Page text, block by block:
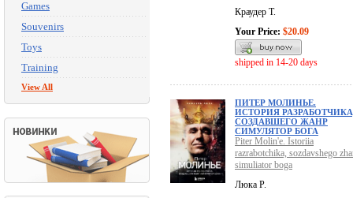
Games
Souvenirs
Toys
Training
View All
Краудер Т.
Your Price: $20.09
shipped in 14-20 days
ПИТЕР МОЛИНЬЕ.
ИСТОРИЯ
СОЗДАВШЕГО ЖАНР
СИМУЛЯТОР БОГА
Piter Molin'e. Istoriia
razrabotchika, sozdavshego
simuliator boga
Люка Р.